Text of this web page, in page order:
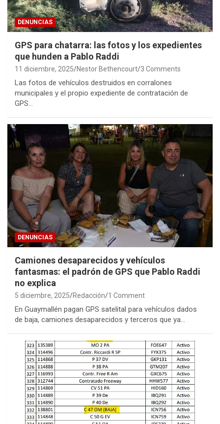
DENUNCIAS
GPS para chatarra: las fotos y los expedientes
que hunden a Pablo Raddi
11 diciembre, 2025 Nestor Bethencourt 3 Comments
Las fotos de vehículos destruidos en corralones
municipales y el propio expediente de contratación de
GPS…
DENUNCIAS
Camiones desaparecidos y vehículos
fantasmas: el padrón de GPS que Pablo Raddi
no explica
5 diciembre, 2025 Redacción 1 Comment
En Guaymallén pagan GPS satelital para vehículos dados
de baja, camiones desaparecidos y terceros que ya…